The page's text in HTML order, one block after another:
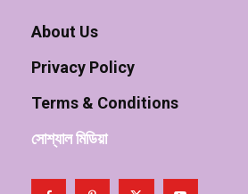
About Us
Privacy Policy
Terms & Conditions
সোশ্যাল মিডিয়া